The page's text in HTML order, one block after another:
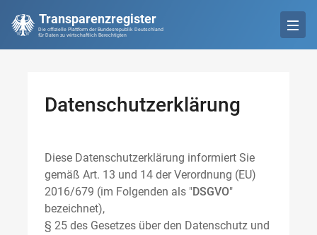
Transparenzregister
Die offizielle Plattform der Bundesrepublik Deutschland
für Daten zu wirtschaftlich Berechtigten
Datenschutzerklärung
Diese Datenschutzerklärung informiert Sie
gemäß Art. 13 und 14 der Verordnung (EU)
2016/679 (im Folgenden als "DSGVO"
bezeichnet),
§ 25 des Gesetzes über den Datenschutz und